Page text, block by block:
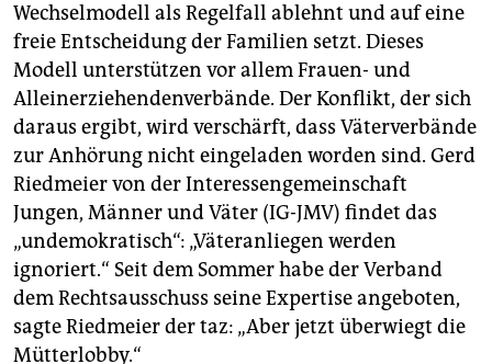
Wechselmodell als Regelfall ablehnt und auf eine
freie Entscheidung der Familien setzt. Dieses
Modell unterstützen vor allem Frauen- und
Alleinerziehendenverbände. Der Konflikt, der sich
daraus ergibt, wird verschärft, dass Väterverbände
zur Anhörung nicht eingeladen worden sind. Gerd
Riedmeier von der Interessengemeinschaft
Jungen, Männer und Väter (IG-JMV) findet das
„undemokratisch“: „Väteranliegen werden
ignoriert.“ Seit dem Sommer habe der Verband
dem Rechtsausschuss seine Expertise angeboten,
sagte Riedmeier der taz: „Aber jetzt überwiegt die
Mütterlobby.“